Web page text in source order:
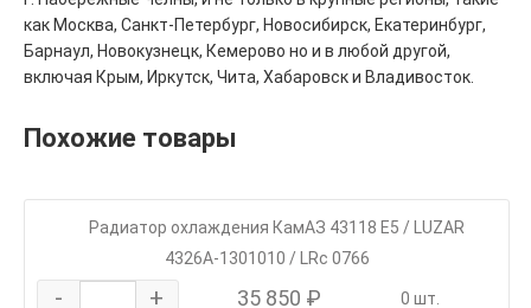
как Москва, Санкт-Петербург, Новосибирск, Екатеринбург,
Барнаул, Новокузнецк, Кемерово но и в любой другой,
включая Крым, Иркутск, Чита, Хабаровск и Владивосток.
Похожие товары
Радиатор охлаждения КамАЗ 43118 Е5 / LUZAR
4326А-1301010 / LRc 0766
- + 35 850 ₽ 0 шт.